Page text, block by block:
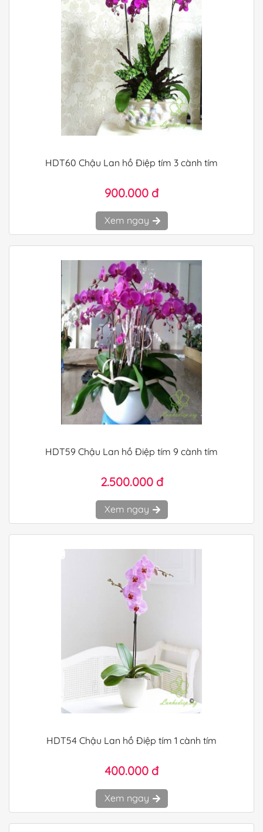
HDT60 Chậu Lan hồ Điệp tím 3 cành tím
900.000 đ
Xem ngay
HDT59 Chậu Lan hồ Điệp tím 9 cành tím
2.500.000 đ
Xem ngay
HDT54 Chậu Lan hồ Điệp tím 1 cành tím
400.000 đ
Xem ngay